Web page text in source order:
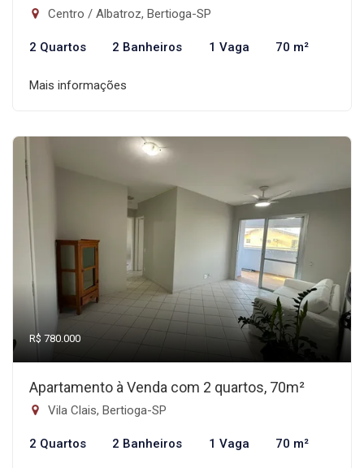
Centro / Albatroz, Bertioga-SP
2 Quartos 2 Banheiros 1 Vaga 70 m²
Mais informações
R$ 780.000
Apartamento à Venda com 2 quartos, 70m²
Vila Clais, Bertioga-SP
2 Quartos 2 Banheiros 1 Vaga 70 m²